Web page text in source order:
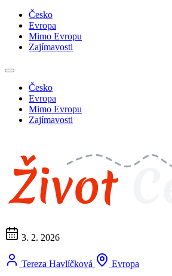
Česko
Evropa
Mimo Evropu
Zajímavosti
Česko
Evropa
Mimo Evropu
Zajímavosti
3. 2. 2026
Tereza Havlíčková Evropa